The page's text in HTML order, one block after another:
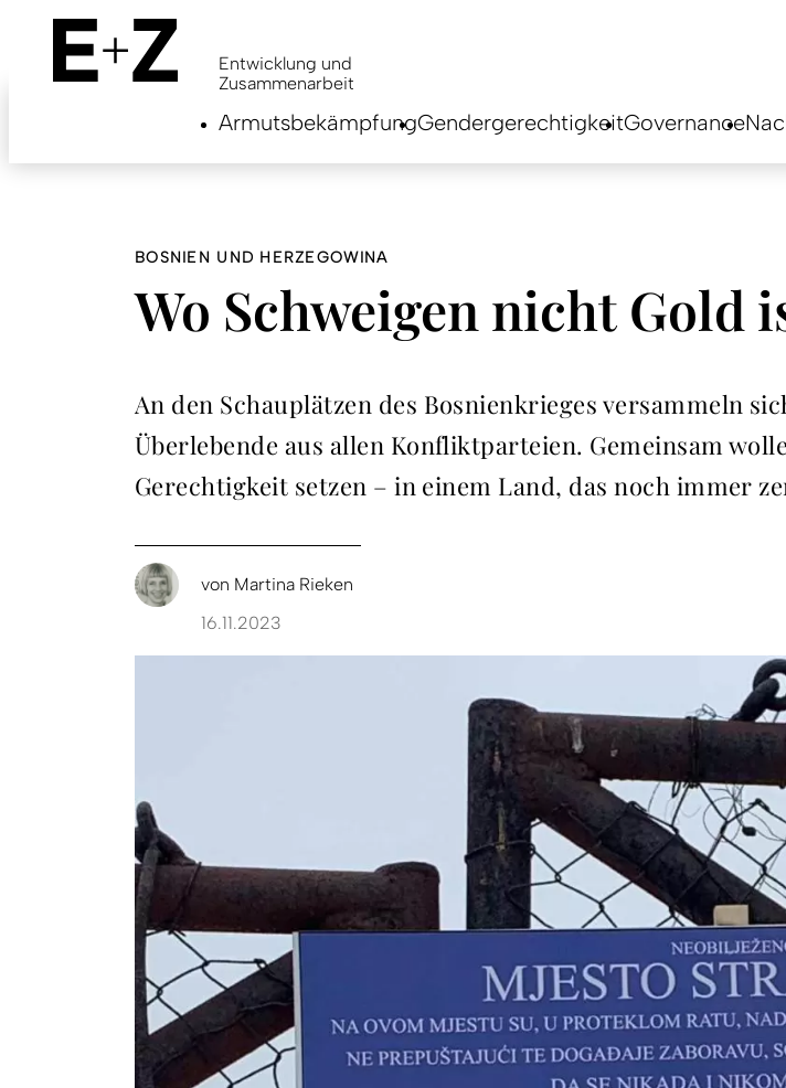
content
Entwicklung und
Zusammenarbeit
ArmutsbekämpfungGendergerechtigkeitGovernance
BOSNIEN UND HERZEGOWINA
Wo Schweigen nicht Gold
An den Schauplätzen des Bosnienkrieges versammeln
Überlebende aus allen Konfliktparteien. Gemeinsam
Gerechtigkeit setzen – in einem Land, das noch immer
von Martina Rieken
16.11.2023